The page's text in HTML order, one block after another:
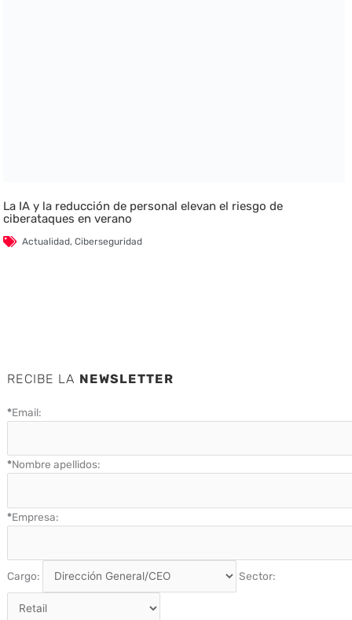
La IA y la reducción de personal elevan el riesgo de
ciberataques en verano
Actualidad,Ciberseguridad
RECIBE LA NEWSLETTER
*Email:
*Nombre apellidos:
*Empresa:
Cargo: Sector: